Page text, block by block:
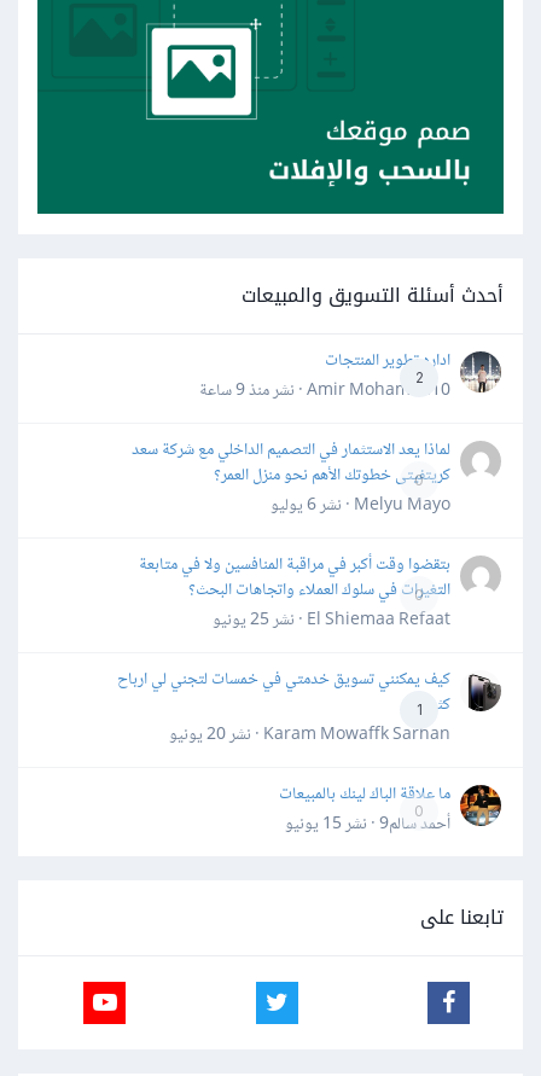
أحدث أسئلة التسويق والمبيعات
2
اداره تطوير المنتجات
Amir Mohamed10 · نشر
منذ 9 ساعة
0
لماذا يعد الاستثمار في التصميم الداخلي مع شركة سعد
كريتفيتى خطوتك الأهم نحو منزل العمر؟
Melyu Mayo · نشر
6 يوليو
0
بتقضوا وقت أكبر في مراقبة المنافسين ولا في متابعة
التغيرات في سلوك العملاء واتجاهات البحث؟
El Shiemaa Refaat · نشر
25 يونيو
1
كيف يمكنني تسويق خدمتي في خمسات لتجني لي ارباح
كثيرة
Karam Mowaffk Sarhan · نشر
20 يونيو
0
ما علاقة الباك لينك بالمبيعات
أحمد سالم9 · نشر
15 يونيو
تابعنا على